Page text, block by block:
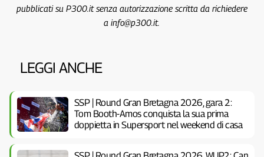
pubblicati su P300.it senza autorizzazione scritta da richiedere
a info@p300.it.
LEGGI ANCHE
SSP | Round Gran Bretagna 2026, gara 2:
Tom Booth-Amos conquista la sua prima
doppietta in Supersport nel weekend di casa